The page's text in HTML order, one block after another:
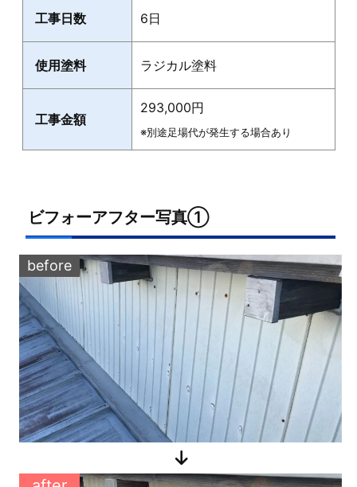
工事日数 6日
使用塗料 ラジカル塗料
工事金額
293,000円
※別途足場代が発生する場合あり
ビフォーアフター写真①
before